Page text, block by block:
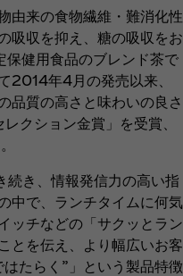
由来の食物繊維・難消化性
吸収を抑え、糖の吸収をお
健用食品のブレンド茶で
2014年4月の発売以来、
品質の高さと味わいの良さ
クション金賞」を受賞、
き、情報発信力の高い指
中で、ランチタイムに何気
ッチなどの「サクッとラン
とを伝え、より幅広いお客
たらく”」という製品特徴